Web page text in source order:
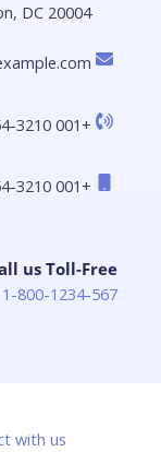
DC 20004
+001 987-654-3210​
+001 987-654-3210​
us Toll-Free​
1-800-1234-567​
with us?